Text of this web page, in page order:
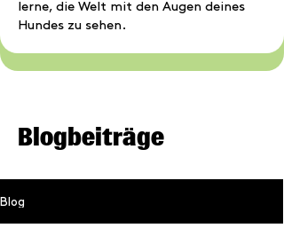
lerne, die Welt mit den Augen deines
Hundes zu sehen.
Blogbeiträge
Blog